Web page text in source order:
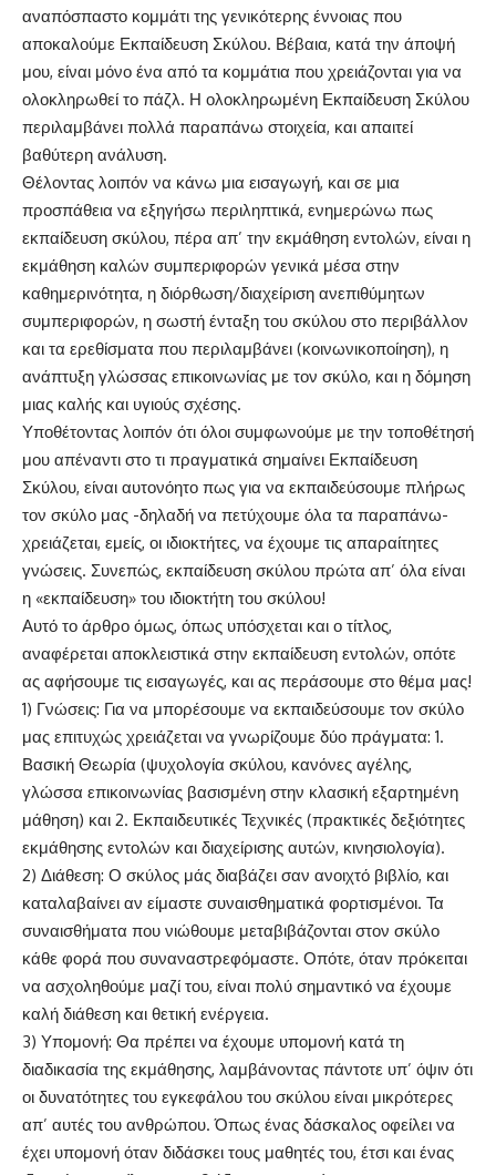
αναπόσπαστο κομμάτι της γενικότερης έννοιας που
αποκαλούμε Εκπαίδευση Σκύλου. Βέβαια, κατά την άποψή
μου, είναι μόνο ένα από τα κομμάτια που χρειάζονται για να
ολοκληρωθεί το πάζλ. Η ολοκληρωμένη Εκπαίδευση Σκύλου
περιλαμβάνει πολλά παραπάνω στοιχεία, και απαιτεί
βαθύτερη ανάλυση.
Θέλοντας λοιπόν να κάνω μια εισαγωγή, και σε μια
προσπάθεια να εξηγήσω περιληπτικά, ενημερώνω πως
εκπαίδευση σκύλου, πέρα απ’ την εκμάθηση εντολών, είναι η
εκμάθηση καλών συμπεριφορών γενικά μέσα στην
καθημερινότητα, η διόρθωση/διαχείριση ανεπιθύμητων
συμπεριφορών, η σωστή ένταξη του σκύλου στο περιβάλλον
και τα ερεθίσματα που περιλαμβάνει (κοινωνικοποίηση), η
ανάπτυξη γλώσσας επικοινωνίας με τον σκύλο, και η δόμηση
μιας καλής και υγιούς σχέσης.
Υποθέτοντας λοιπόν ότι όλοι συμφωνούμε με την τοποθέτησή
μου απέναντι στο τι πραγματικά σημαίνει Εκπαίδευση
Σκύλου, είναι αυτονόητο πως για να εκπαιδεύσουμε πλήρως
τον σκύλο μας -δηλαδή να πετύχουμε όλα τα παραπάνω-
χρειάζεται, εμείς, οι ιδιοκτήτες, να έχουμε τις απαραίτητες
γνώσεις. Συνεπώς, εκπαίδευση σκύλου πρώτα απ’ όλα είναι
η «εκπαίδευση» του ιδιοκτήτη του σκύλου!
Αυτό το άρθρο όμως, όπως υπόσχεται και ο τίτλος,
αναφέρεται αποκλειστικά στην εκπαίδευση εντολών, οπότε
ας αφήσουμε τις εισαγωγές, και ας περάσουμε στο θέμα μας!
1) Γνώσεις: Για να μπορέσουμε να εκπαιδεύσουμε τον σκύλο
μας επιτυχώς χρειάζεται να γνωρίζουμε δύο πράγματα: 1.
Βασική Θεωρία (ψυχολογία σκύλου, κανόνες αγέλης,
γλώσσα επικοινωνίας βασισμένη στην κλασική εξαρτημένη
μάθηση) και 2. Εκπαιδευτικές Τεχνικές (πρακτικές δεξιότητες
εκμάθησης εντολών και διαχείρισης αυτών, κινησιολογία).
2) Διάθεση: Ο σκύλος μάς διαβάζει σαν ανοιχτό βιβλίο, και
καταλαβαίνει αν είμαστε συναισθηματικά φορτισμένοι. Τα
συναισθήματα που νιώθουμε μεταβιβάζονται στον σκύλο
κάθε φορά που συναναστρεφόμαστε. Οπότε, όταν πρόκειται
να ασχοληθούμε μαζί του, είναι πολύ σημαντικό να έχουμε
καλή διάθεση και θετική ενέργεια.
3) Υπομονή: Θα πρέπει να έχουμε υπομονή κατά τη
διαδικασία της εκμάθησης, λαμβάνοντας πάντοτε υπ’ όψιν ότι
οι δυνατότητες του εγκεφάλου του σκύλου είναι μικρότερες
απ’ αυτές του ανθρώπου. Όπως ένας δάσκαλος οφείλει να
έχει υπομονή όταν διδάσκει τους μαθητές του, έτσι και ένας